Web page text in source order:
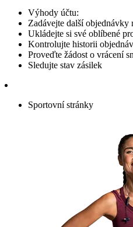
Výhody účtu:
Zadávejte další objednávky
Ukládejte si své oblíbené
Kontrolujte historii
Proveďte žádost o vrácení
Sledujte stav zásilek
Sportovní stránky